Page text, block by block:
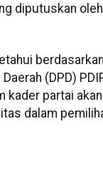
diputuskan
(DPD)
kader partai
dalam